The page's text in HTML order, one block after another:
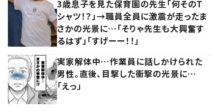
3歳息子を見た保育園の先生「何そのT
シャツ！？」→職員全員に激震が走ったま
さかの光景に…「そりゃ先生も大興奮す
るはず」「すげーー！！」
実家解体中…作業員に話しかけられた
男性。直後、目撃した衝撃の光景に…
「えっ」